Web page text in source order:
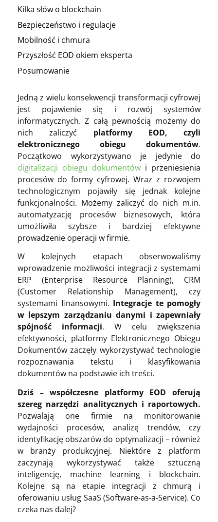
Kilka słów o blockchain
Bezpieczeństwo i regulacje
Mobilność i chmura
Przyszłość EOD okiem eksperta
Posumowanie
Jedną z wielu konsekwencji transformacji cyfrowej
jest pojawienie się i rozwój systemów
informatycznych. Z całą pewnością możemy do
nich zaliczyć platformy EOD, czyli
elektronicznego obiegu dokumentów.
Początkowo wykorzystywano je jedynie do
digitalizacji obiegu dokumentów i przeniesienia
procesów do formy cyfrowej. Wraz z rozwojem
technologicznym pojawiły się jednak kolejne
funkcjonalności. Możemy zaliczyć do nich m.in.
automatyzację procesów biznesowych, która
umożliwiła szybsze i bardziej efektywne
prowadzenie operacji w firmie.
W kolejnych etapach obserwowaliśmy
wprowadzenie możliwości integracji z systemami
ERP (Enterprise Resource Planning), CRM
(Customer Relationship Management), czy
systemami finansowymi. Integracje te pomogły
w lepszym zarządzaniu danymi i zapewniały
spójność informacji. W celu zwiększenia
efektywności, platformy Elektronicznego Obiegu
Dokumentów zaczęły wykorzystywać technologie
rozpoznawania tekstu i klasyfikowania
dokumentów na podstawie ich treści.
Dziś – współczesne platformy EOD oferują
szereg narzędzi analitycznych i raportowych.
Pozwalają one firmie na monitorowanie
wydajności procesów, analizę trendów, czy
identyfikację obszarów do optymalizacji – również
w branży produkcyjnej. Niektóre z platform
zaczynają wykorzystywać także sztuczną
inteligencję, machine learning i blockchain.
Kolejne są na etapie integracji z chmurą i
oferowaniu usług SaaS (Software-as-a-Service). Co
czeka nas dalej?